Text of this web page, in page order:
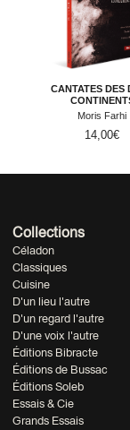
CANTATES DES
Moris Farhi
14,00€
Collections
Céladon
Classiques
Cuisine
D'un lieu l'autre
D'un regard l'autre
D'une voix l'autre
Éditions Bibracte
Éditions de Bussac
Éditions Soleb
Essais & Cie
Grands Essais